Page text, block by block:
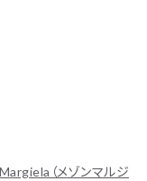
（メゾンマルジ